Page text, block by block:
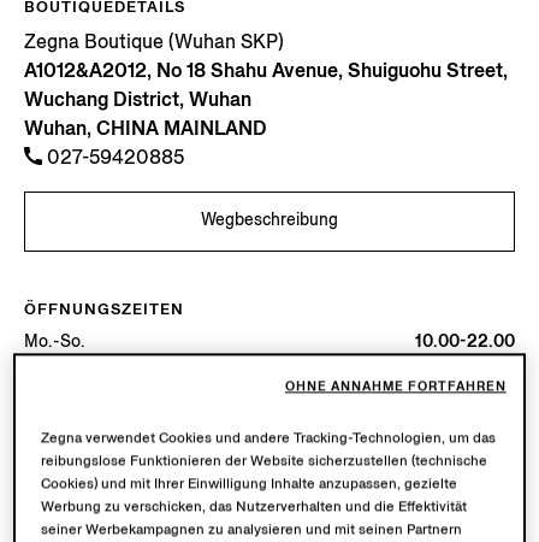
BOUTIQUEDETAILS
Zegna Boutique (Wuhan SKP)
A1012&A2012, No 18 Shahu Avenue, Shuiguohu Street,
Wuchang District, Wuhan
Wuhan, CHINA MAINLAND
027-59420885
Wegbeschreibung
ÖFFNUNGSZEITEN
Mo.-So.
10.00-22.00
VERFÜGBARE DIENSTLEISTUNGEN
Lieferung in die Boutique nicht verfügbar.
Rückgabe in der Boutique möglich. Erfahren Siehiermehr.
Zegna verwendet Cookies und andere Tracking-Technologien, um das
reibungslose Funktionieren der Website sicherzustellen (technische
Cookies) und mit Ihrer Einwilligung Inhalte anzupassen, gezielte
Werbung zu verschicken, das Nutzerverhalten und die Effektivität
seiner Werbekampagnen zu analysieren und mit seinen Partnern
OHNE ANNAHME FORTFAHREN